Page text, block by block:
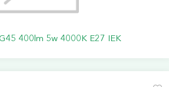
400lm 5w 4000K E27 IEK